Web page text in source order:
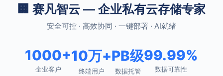
🏢 赛凡智云 — 企业私有云存储专家
安全可控 · 高效协同 · 一键部署 · AI就绪
1000+
企业客户
10万+
终端用户
PB级
数据托管
99.99%
数据可靠性